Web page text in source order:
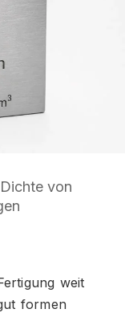
Dichte von
weit
formen